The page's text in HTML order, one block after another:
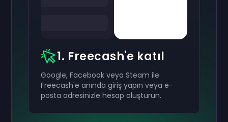
1. Freecash'e katıl
Google, Facebook veya Steam ile
Freecash'e anında giriş yapın veya e-
posta adresinizle hesap oluşturun.